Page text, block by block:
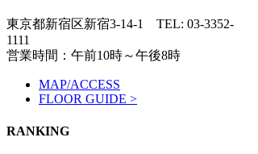
東京都新宿区新宿3-14-1 TEL: 03-3352-
1111
営業時間：午前10時～午後8時
MAP/ACCESS
FLOOR GUIDE >
RANKING